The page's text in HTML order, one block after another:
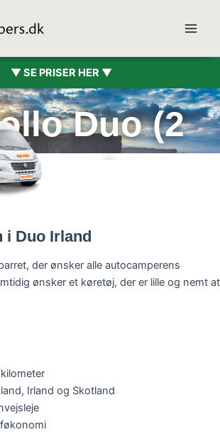
▼ SE PRISER HER ▼
Duo (2
pers.)
i Duo Irland
der ønsker alle autocamperens
ønsker et køretøj, der er lille og nemt at
Irland og Skotland